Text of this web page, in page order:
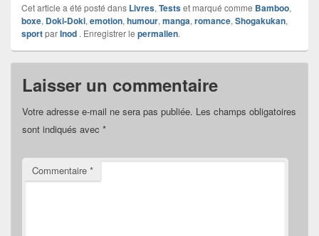
Cet article a été posté dans Livres, Testset marqué comme Bamboo,
boxe, Doki-Doki, emotion, humour, manga, romance, Shogakukan,
sportparInod . Enregistrer le permalien.
Laisser un commentaire
Votre adresse e-mail ne sera pas publiée. Les champs obligatoires
sont indiqués avec *
Commentaire *